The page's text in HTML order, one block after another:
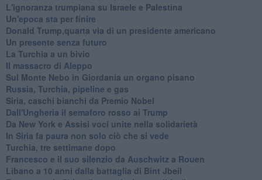
L'ignoranza trumpiana su Israele e Palestina
Un'epoca sta per finire
Donald Trump,quarta via di un presidente americano
Un presente senza futuro
La Turchia a un bivio
Il massacro di Aleppo
Sul Monte Nebo in Giordania un organo pisano
Russia, Turchia, pipeline e gas
Siria, caschi bianchi da Premio Nobel
Dall'Ungheria il semaforo rosso ai Trump
Da New York e Assisi voci unite nella solidarietà
In Siria fa paura non solo ciò che si vede
Turchia, tre settimane dopo
Francesco e il suo silenzio da Auschwitz a Rouen
Libano a 10 anni dalla battaglia di Bint Jbeil